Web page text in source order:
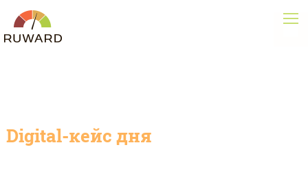
Digital-кейс дня